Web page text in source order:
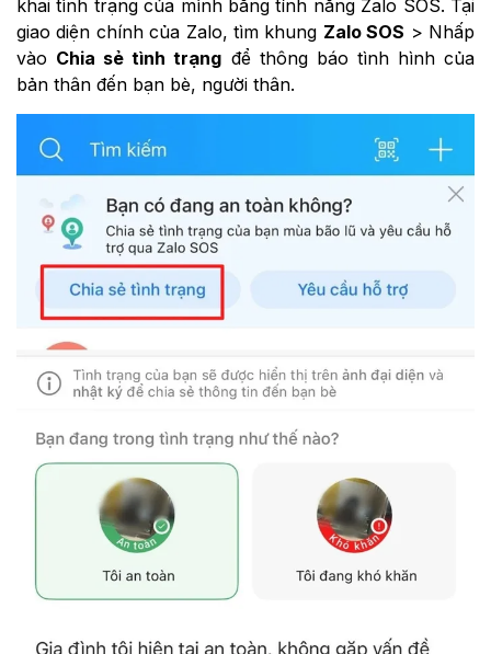
khai tình trạng của mình bằng tính năng Zalo SOS. Tại
giao diện chính của Zalo, tìm khung Zalo SOS > Nhấp
vào Chia sẻ tình trạng để thông báo tình hình của
bản thân đến bạn bè, người thân.